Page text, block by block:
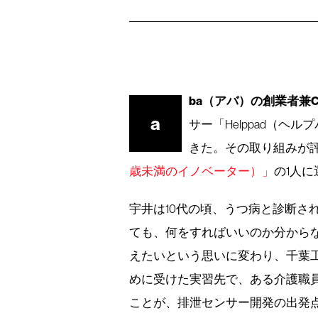
a
ba（アバ）の創業者兼
サー「Helppad（ヘル
きた。その取り組みが
歳未満のイノベーター）」 の1人
宇井は10代の頃、うつ病と診断さ
ても、何をすればいいのか分から
えたいという思いに変わり、千葉
めに受けた実習先で、ある介護職
ことが、排泄センサー開発の出発